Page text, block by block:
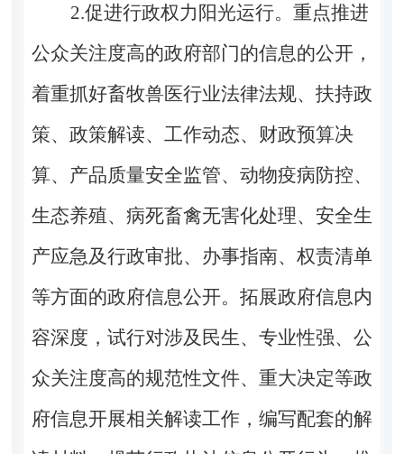
2.促进行政权力阳光运行。 重点推进
公众关注度高的政府部门的信息的公开，
着重抓好畜牧兽医行业法律法规、扶持政
策、政策解读、工作动态、财政预算决
算、产品质量安全监管、动物疫病防控、
生态养殖、病死畜禽无害化处理、安全生
产应急及行政审批、办事指南、权责清单
等方面的政府信息公开。拓展政府信息内
容深度，试行对涉及民生、专业性强、公
众关注度高的规范性文件、重大决定等政
府信息开展相关解读工作，编写配套的解